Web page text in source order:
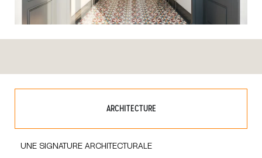
ARCHITECTURE
UNE SIGNATURE ARCHITECTURALE